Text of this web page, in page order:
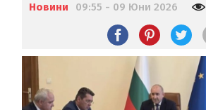
Новини 09:55 - 09 Юни 2026